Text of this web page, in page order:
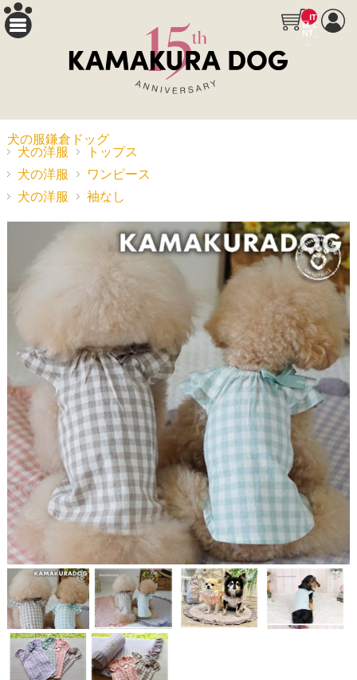
__IT
M_C
NT_
犬の服鎌倉ドッグ
犬の洋服
トップス
犬の洋服
ワンピース
犬の洋服
袖なし